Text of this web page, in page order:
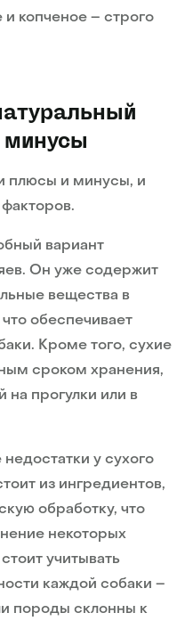
копченое – строго
минусы
плюсы и минусы, и
вариант
Он уже содержит
вещества в
обеспечивает
Кроме того, сухие
сроком хранения,
на прогулки или в
у сухого
из ингредиентов,
обработку, что
некоторых
учитывать
каждой собаки –
породы склонны к